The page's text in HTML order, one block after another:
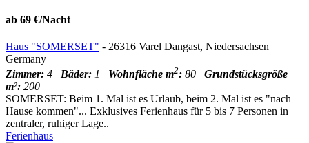
ab 69 €/Nacht
Haus "SOMERSET" - 26316 Varel Dangast, Niedersachsen
Germany
Zimmer: 4 Bäder: 1 Wohnfläche m2: 80 Grundstücksgröße
m²: 200
SOMERSET: Beim 1. Mal ist es Urlaub, beim 2. Mal ist es "nach
Hause kommen"... Exklusives Ferienhaus für 5 bis 7 Personen in
zentraler, ruhiger Lage..
Ferienhaus